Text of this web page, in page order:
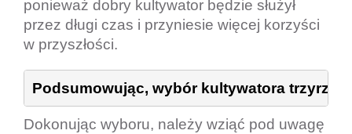
ponieważ dobry kultywator będzie służył
przez długi czas i przyniesie więcej korzyści
w przyszłości.
Podsumowując, wybór kultywatora
Dokonując wyboru, należy wziąć pod uwagę